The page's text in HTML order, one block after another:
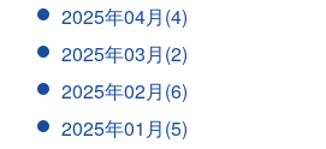
2025年04月(4)
2025年03月(2)
2025年02月(6)
2025年01月(5)